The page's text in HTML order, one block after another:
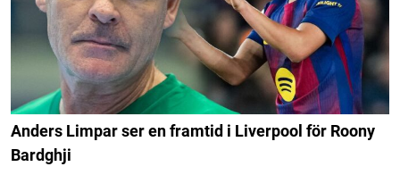
Anders Limpar ser en framtid i Liverpool för Roony
Bardghji